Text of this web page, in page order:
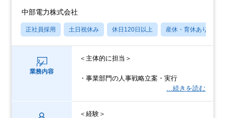
中部電力株式会社
正社員採用 土日祝休み 休日120日以上 産休・育休あり
業務内容
＜主体的に担当＞
・事業部門の人事戦略立案・実行
…続きを読む
＜経験＞